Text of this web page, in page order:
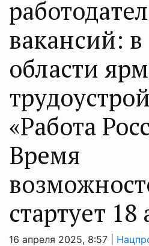
вакансий:
области
«Работа
Время
стартует 18
16 апреля 2025, 8:57 |